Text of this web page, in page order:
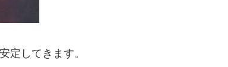
定してきます。